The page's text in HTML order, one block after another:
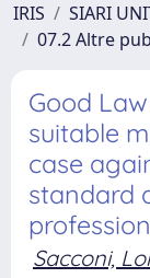
IRIS SIARI
07.2 Altre
Good
suitable
case
standard
Sacconi,